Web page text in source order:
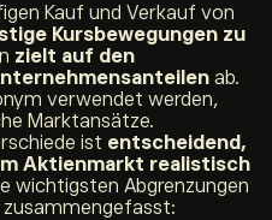
Kauf und Verkauf von
Kursbewegungen zu
zielt auf den
ab.
verwendet werden,
Marktansätze.
ist entscheidend,
Aktienmarkt realistisch
wichtigsten Abgrenzungen
zusammengefasst: